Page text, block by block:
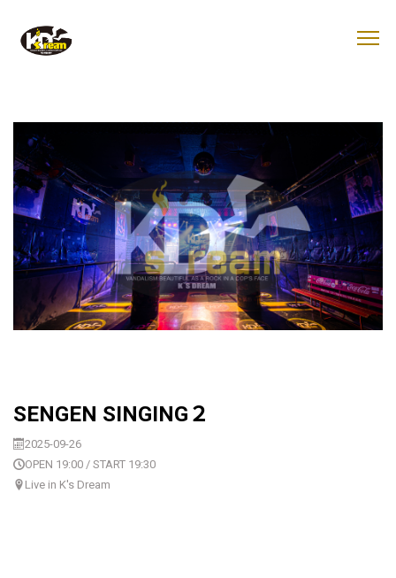
SENGEN SINGING２
2025-09-26
OPEN 19:00 / START 19:30
Live in K's Dream